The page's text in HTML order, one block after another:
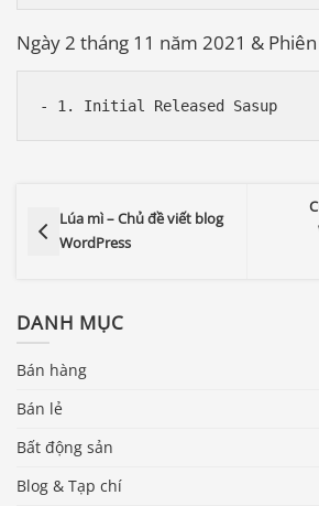
Ngày 2 tháng 11 năm 2021 &
Lúa mì – Chủ đề viết blog
WordPress
DANH MỤC
Bán hàng
Bán lẻ
Bất động sản
Blog & Tạp chí